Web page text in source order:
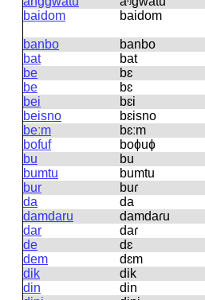
baidom
baidom
banbo
banbo
bat
bat
be
bɛ
be
bɛ
bei
bɛi
beisno
bɛisno
beːm
bɛːm
bofuf
boɸuɸ
bu
bu
bumtu
bumtu
bur
buɾ
da
da
damdaru
damdaɾu
dar
daɾ
de
dɛ
dem
dɛm
dik
dik
din
din